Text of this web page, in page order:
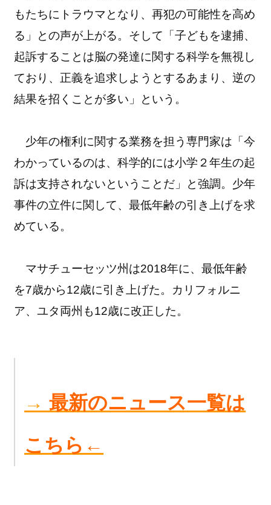
もたちにトラウマとなり、再犯の可能性を高め
る」との声が上がる。そして「子どもを逮捕、
起訴することは脳の発達に関する科学を無視し
ており、正義を追求しようとするあまり、逆の
結果を招くことが多い」という。
少年の権利に関する業務を担う専門家は「今
わかっているのは、科学的には小学２年生の起
訴は支持されないということだ」と強調。少年
事件の立件に関して、最低年齢の引き上げを求
めている。
マサチューセッツ州は2018年に、最低年齢
を7歳から12歳に引き上げた。カリフォルニ
ア、ユタ両州も12歳に改正した。
→最新のニュース一覧は
こちら←